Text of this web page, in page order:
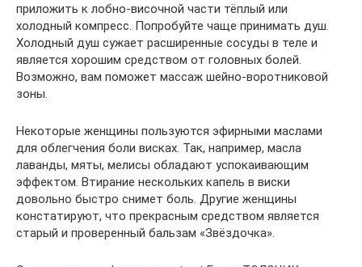
приложить к лобно-височной части тёплый или
холодный компресс. Попробуйте чаще принимать душ.
Холодный душ сужает расширенные сосуды в теле и
является хорошим средством от головных болей.
Возможно, вам поможет массаж шейно-воротниковой
зоны.
Некоторые женщины пользуются эфирными маслами
для облегчения боли висках. Так, например, масла
лаванды, мяты, мелисы обладают успокаивающим
эффектом. Втирание нескольких капель в виски
довольно быстро снимет боль. Другие женщины
констатируют, что прекрасным средством является
старый и проверенный бальзам «Звёздочка».